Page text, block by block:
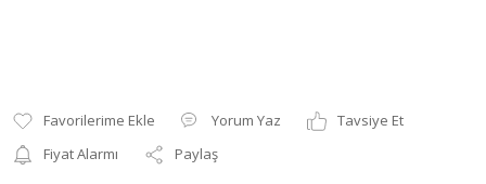
Yorum Yaz
Tavsiye Et
Fiyat Alarmı
Paylaş